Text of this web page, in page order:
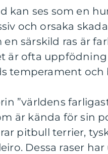
kan ses som en
och orsaka
särskild ras är
är ofta
temperament och
”världens
är kända för sin
pitbull terrier,
Dessa raser